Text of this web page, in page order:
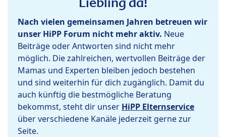
Nach vielen gemeinsamen Jahren betreuen wir
unser HiPP Forum nicht mehr aktiv. Neue
Beiträge oder Antworten sind nicht mehr
möglich. Die zahlreichen, wertvollen Beiträge der
Mamas und Experten bleiben jedoch bestehen
und sind weiterhin für dich zugänglich. Damit du
auch künftig die bestmögliche Beratung
bekommst, steht dir unser HiPP Elternservice
über verschiedene Kanäle jederzeit gerne zur
Seite.